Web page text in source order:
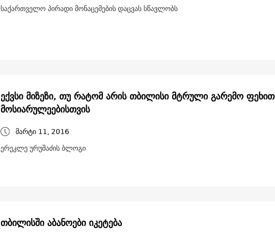
საქართველო პირადი მონაცემების დაცვას სწავლობს
ექვსი მიზეზი, თუ რატომ არის თბილისი მტრული გარემო ფეხით
მოსიარულეებისთვის
მარტი 11, 2016
ერეკლე ურუშაძის ბლოგი
თბილისში აბანოები იკეტება